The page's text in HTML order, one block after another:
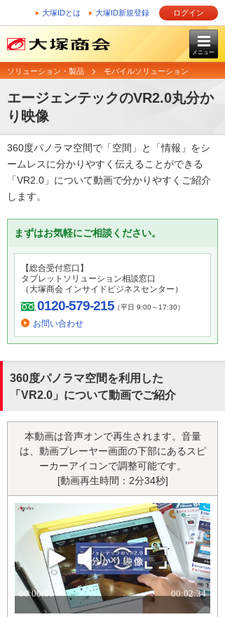
大塚IDとは 大塚ID新規登録 ログイン
メニュー
ソリューション・製品 モバイルソリューション
エージェンテックのVR2.0丸分か
り映像
360度パノラマ空間で「空間」と「情報」をシ
ームレスに分かりやすく伝えることができる
「VR2.0」について動画で分かりやすくご紹介
します。
まずはお気軽にご相談ください。
【総合受付窓口】
タブレットソリューション相談窓口
（大塚商会 インサイドビジネスセンター）
0120-579-215（平日 9:00～17:30）
お問い合わせ
360度パノラマ空間を利用した
「VR2.0」について動画でご紹介
本動画は音声オンで再生されます。音量
は、動画プレーヤー画面の下部にあるスピ
ーカーアイコンで調整可能です。
[動画再生時間：2分34秒]